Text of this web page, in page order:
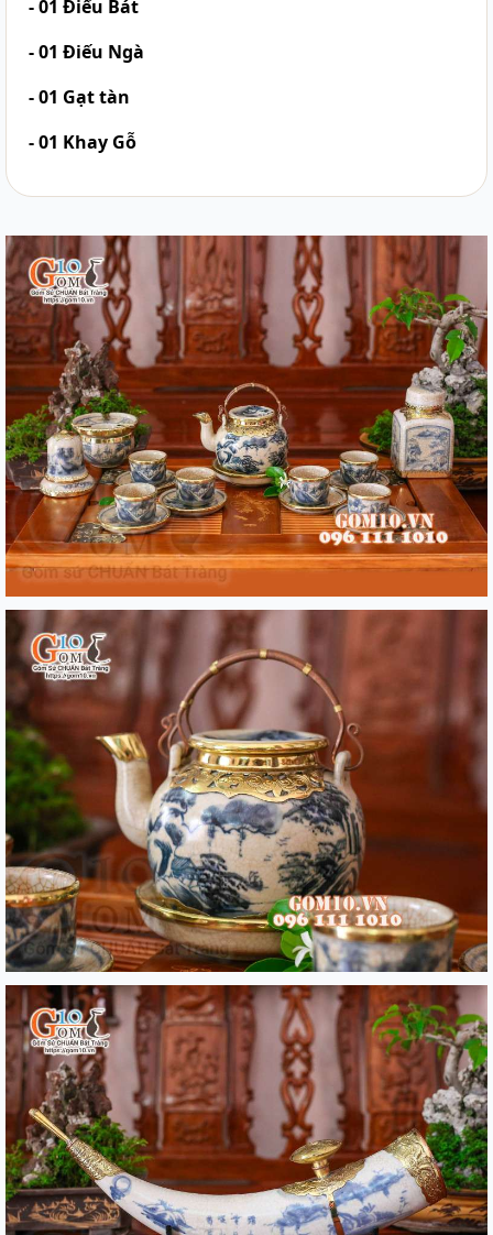
- 01 Điếu Bát
- 01 Điếu Ngà
- 01 Gạt tàn
- 01 Khay Gỗ